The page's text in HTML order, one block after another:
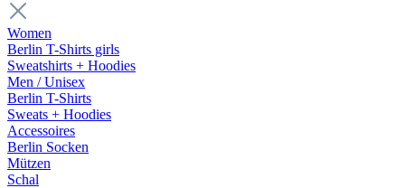
Women
Berlin T-Shirts girls
Sweatshirts + Hoodies
Men / Unisex
Berlin T-Shirts
Sweats + Hoodies
Accessoires
Berlin Socken
Mützen
Schal